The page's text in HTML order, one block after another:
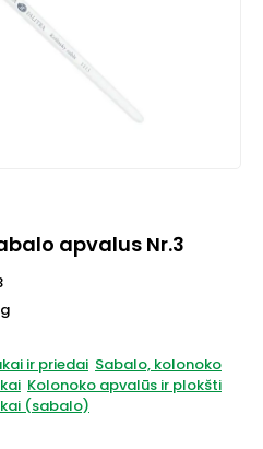
apvalus Nr.3
ir priedai Sabalo, kolonoko
Kolonoko apvalūs ir plokšti
(sabalo)